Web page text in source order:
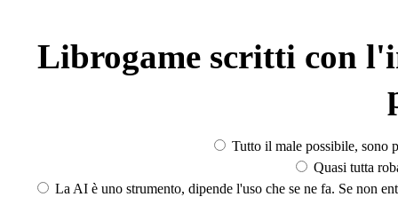
Librogame scritti con
Tutto il male possibile, sono
Quasi tutta
La AI è uno strumento, dipende l'uso che se ne fa. Se non